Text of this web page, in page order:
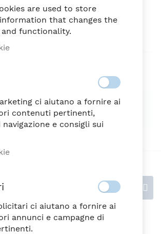
56023
questo prodotto
GRATUITA
entro 7 giorni
recensione
are used to store
that changes the
functionality.
ci aiutano a fornire ai
contenuti pertinenti,
e consigli sui
ci aiutano a fornire ai
annunci e campagne di